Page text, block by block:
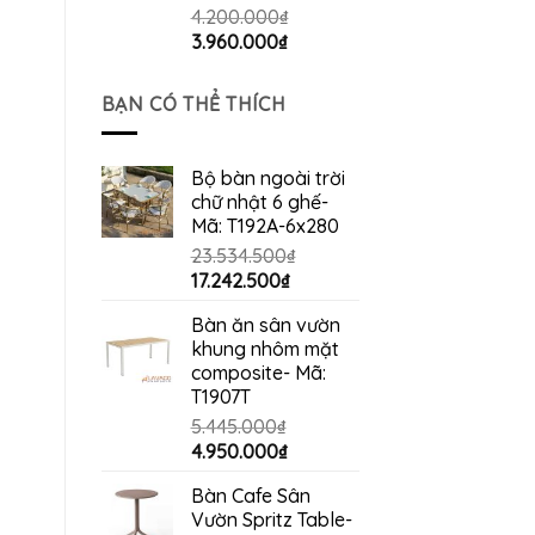
4.200.000₫
Giá
là:
4.200.000₫.
3.960.000₫Giá
BẠN CÓ THỂ THÍCH
Bộ bàn ngoài trời
chữ nhật 6 ghế-
Mã: T192A-6x280
23.534.500₫
Giá
là:
23.534.500₫.
17.242.500₫Giá
tại
là:
17.242.500₫.
Bàn ăn sân vườn
khung nhôm mặt
composite- Mã:
T1907T
5.445.000₫
Giá
là:
5.445.000₫.
4.950.000₫Giá
tại
là:
Bàn Cafe Sân
Vườn Spritz Table-